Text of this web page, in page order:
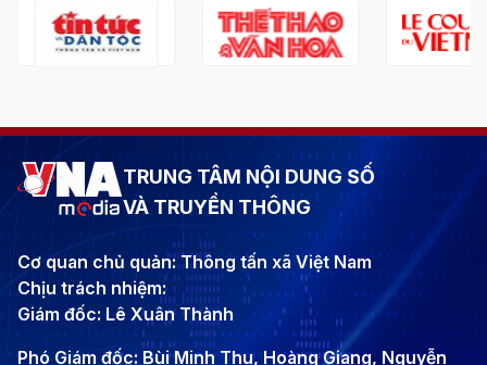
TRUNG TÂM NỘI DUNG SỐ
VÀ TRUYỀN THÔNG
Cơ quan chủ quản: Thông tấn xã Việt Nam
Chịu trách nhiệm:
Giám đốc: Lê Xuân Thành
Phó Giám đốc: Bùi Minh Thu, Hoàng Giang, Nguyễn